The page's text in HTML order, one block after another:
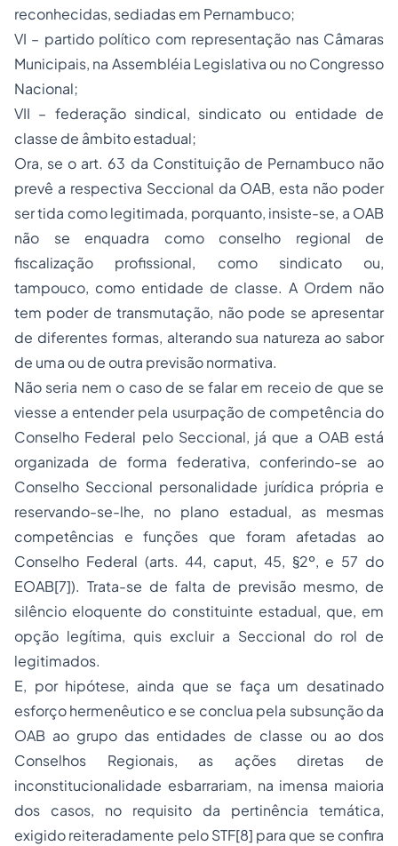
reconhecidas, sediadas em Pernambuco;
VI – partido político com representação nas Câmaras
Municipais, na Assembléia Legislativa ou no Congresso
Nacional;
VII – federação sindical, sindicato ou entidade de
classe de âmbito estadual;
Ora, se o art. 63 da Constituição de Pernambuco não
prevê a respectiva Seccional da OAB, esta não poder
ser tida como legitimada, porquanto, insiste-se, a OAB
não se enquadra como conselho regional de
fiscalização profissional, como sindicato ou,
tampouco, como entidade de classe. A Ordem não
tem poder de transmutação, não pode se apresentar
de diferentes formas, alterando sua natureza ao sabor
de uma ou de outra previsão normativa.
Não seria nem o caso de se falar em receio de que se
viesse a entender pela usurpação de competência do
Conselho Federal pelo Seccional, já que a OAB está
organizada de forma federativa, conferindo-se ao
Conselho Seccional personalidade jurídica própria e
reservando-se-lhe, no plano estadual, as mesmas
competências e funções que foram afetadas ao
Conselho Federal (arts. 44, caput, 45, §2º, e 57 do
EOAB[7]). Trata-se de falta de previsão mesmo, de
silêncio eloquente do constituinte estadual, que, em
opção legítima, quis excluir a Seccional do rol de
legitimados.
E, por hipótese, ainda que se faça um desatinado
esforço hermenêutico e se conclua pela subsunção da
OAB ao grupo das entidades de classe ou ao dos
Conselhos Regionais, as ações diretas de
inconstitucionalidade esbarrariam, na imensa maioria
dos casos, no requisito da pertinência temática,
exigido reiteradamente pelo STF[8] para que se confira